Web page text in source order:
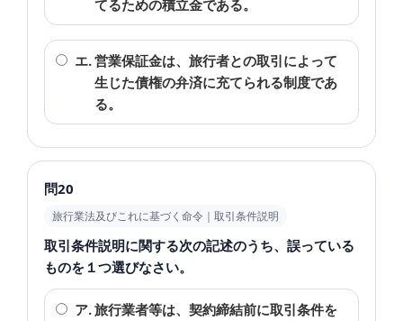
てるための積立金である。
エ.営業保証金は、旅行者との取引によって
生じた債権の弁済に充てられる制度であ
る。
問20
旅行業法及びこれに基づく命令｜取引条件説明
取引条件説明に関する次の記述のうち、誤っている
ものを１つ選びなさい。
ア.旅行業者等は、契約締結前に取引条件を